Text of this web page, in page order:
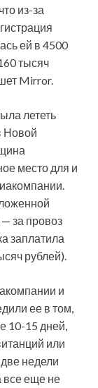
из-за
ей в 4500
тысяч
Mirror.
лететь
Новой
место для и
за провоз
заплатила
рублей).
и
ее в том,
10-15 дней,
или
недели
все еще не